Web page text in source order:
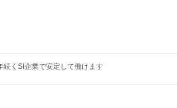
くSI企業で安定して働けます